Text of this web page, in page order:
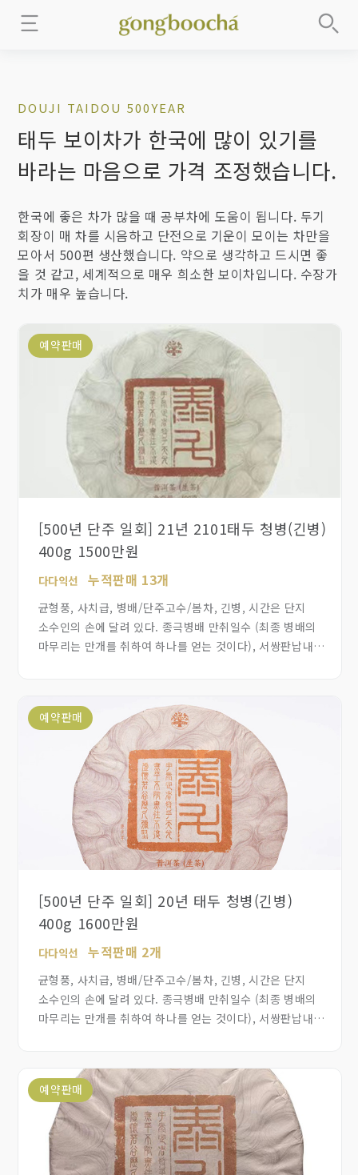
DOUJI TAIDOU 500YEAR
태두 보이차가 한국에 많이 있기를
바라는 마음으로 가격 조정했습니다.
한국에 좋은 차가 많을 때 공부차에 도움이 됩니다. 두기
회장이 매 차를 시음하고 단전으로 기운이 모이는 차만을
모아서 500편 생산했습니다. 약으로 생각하고 드시면 좋
을 것 같고, 세계적으로 매우 희소한 보이차입니다. 수장가
치가 매우 높습니다.
예약판매
[500년 단주 일회] 21년 2101태두 청병(긴병)
400g 1500만원
다다익선 누적판매 13개
균형풍, 사치급, 병배/단주고수/봄차, 긴병, 시간은 단지
소수인의 손에 달려 있다. 종극병배 만취일수 (최종 병배의
마무리는 만개를 취하여 하나를 얻는 것이다), 서쌍판납내의
적극 추천합니다.
예약판매
[500년 단주 일회] 20년 태두 청병(긴병)
400g 1600만원
다다익선 누적판매 2개
균형풍, 사치급, 병배/단주고수/봄차, 긴병, 시간은 단지
소수인의 손에 달려 있다. 종극병배 만취일수 (최종 병배의
마무리는 만개를 취하여 하나를 얻는 것이다), 서쌍판납내의
적극 추천합니다.
예약판매